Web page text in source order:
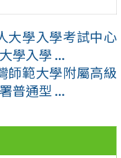
大學入學考試中心
學入學 ...
師範大學附屬高級
普通型 ...